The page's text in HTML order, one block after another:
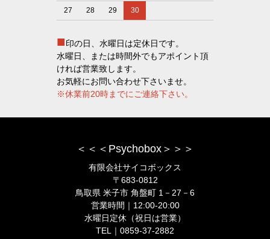
27 28 29 30
■印の日、水曜日は定休日です。
水曜日、または時間外でもアポイント頂
ければ営業致します。
お気軽にお問い合わせ下さいませ。
※休業前20時までにご連絡下さい。
＜＜＜Psychobox＞＞＞
有限会社サイコボックス
〒683-0812
鳥取県 米子市 角盤町 1－27－6
営業時間｜12:00-20:00
水曜日定休（祝日は営業）
TEL｜0859-37-2882